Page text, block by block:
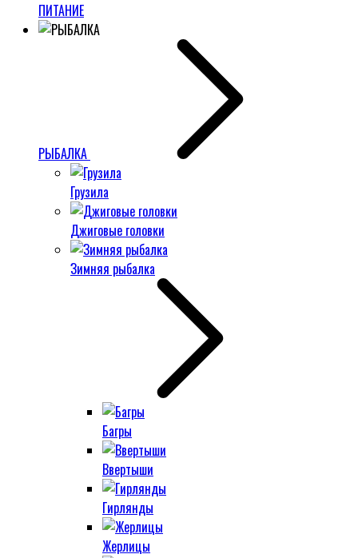
ПИТАНИЕ
РЫБАЛКА
Грузила
Джиговые головки
Зимняя рыбалка
Багры
Ввертыши
Гирлянды
Жерлицы